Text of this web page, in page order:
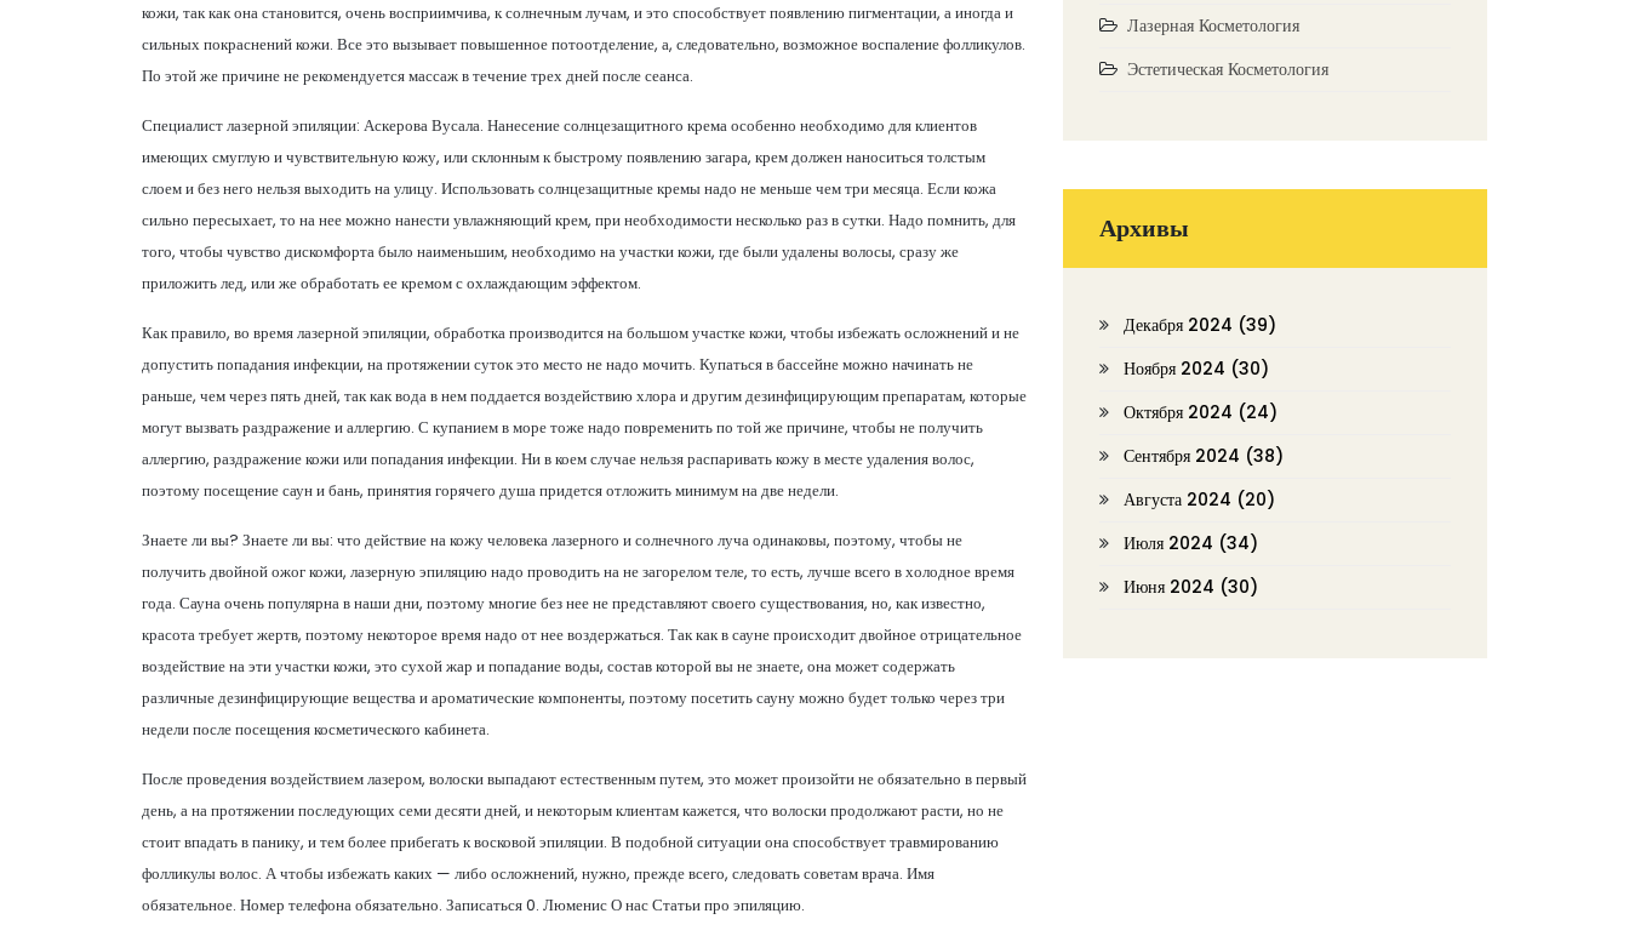
кожи, так как она становится, очень восприимчива, к солнечным лучам, и это способствует появлению пигментации, а иногда и
сильных покраснений кожи. Все это вызывает повышенное потоотделение, а, следовательно, возможное воспаление фолликулов.
По этой же причине не рекомендуется массаж в течение трех дней после сеанса.
Специалист лазерной эпиляции: Аскерова Вусала. Нанесение солнцезащитного крема особенно необходимо для клиентов
имеющих смуглую и чувствительную кожу, или склонным к быстрому появлению загара, крем должен наноситься толстым
слоем и без него нельзя выходить на улицу. Использовать солнцезащитные кремы надо не меньше чем три месяца. Если кожа
сильно пересыхает, то на нее можно нанести увлажняющий крем, при необходимости несколько раз в сутки. Надо помнить, для
того, чтобы чувство дискомфорта было наименьшим, необходимо на участки кожи, где были удалены волосы, сразу же
приложить лед, или же обработать ее кремом с охлаждающим эффектом.
Как правило, во время лазерной эпиляции, обработка производится на большом участке кожи, чтобы избежать осложнений и не
допустить попадания инфекции, на протяжении суток это место не надо мочить. Купаться в бассейне можно начинать не
раньше, чем через пять дней, так как вода в нем поддается воздействию хлора и другим дезинфицирующим препаратам, которые
могут вызвать раздражение и аллергию. С купанием в море тоже надо повременить по той же причине, чтобы не получить
аллергию, раздражение кожи или попадания инфекции. Ни в коем случае нельзя распаривать кожу в месте удаления волос,
поэтому посещение саун и бань, принятия горячего душа придется отложить минимум на две недели.
Знаете ли вы? Знаете ли вы: что действие на кожу человека лазерного и солнечного луча одинаковы, поэтому, чтобы не
получить двойной ожог кожи, лазерную эпиляцию надо проводить на не загорелом теле, то есть, лучше всего в холодное время
года. Сауна очень популярна в наши дни, поэтому многие без нее не представляют своего существования, но, как известно,
красота требует жертв, поэтому некоторое время надо от нее воздержаться. Так как в сауне происходит двойное отрицательное
воздействие на эти участки кожи, это сухой жар и попадание воды, состав которой вы не знаете, она может содержать
различные дезинфицирующие вещества и ароматические компоненты, поэтому посетить сауну можно будет только через три
недели после посещения косметического кабинета.
После проведения воздействием лазером, волоски выпадают естественным путем, это может произойти не обязательно в первый
день, а на протяжении последующих семи десяти дней, и некоторым клиентам кажется, что волоски продолжают расти, но не
стоит впадать в панику, и тем более прибегать к восковой эпиляции. В подобной ситуации она способствует травмированию
фолликулы волос. А чтобы избежать каких — либо осложнений, нужно, прежде всего, следовать советам врача. Имя
обязательное. Номер телефона обязательно. Записаться 0. Люменис О нас Статьи про эпиляцию.
Лазерная Косметология
Эстетическая Косметология
Архивы
Декабря 2024 (39)
Ноября 2024 (30)
Октября 2024 (24)
Сентября 2024 (38)
Августа 2024 (20)
Июля 2024 (34)
Июня 2024 (30)